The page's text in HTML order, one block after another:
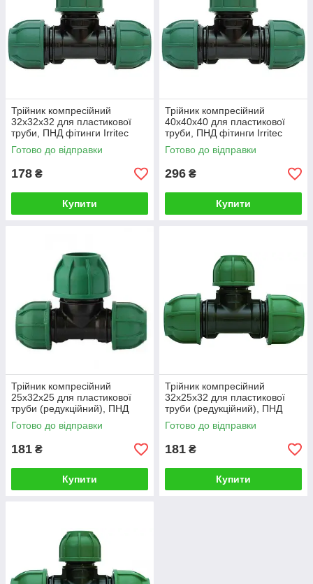
Трійник компресійний
32х32х32 для пластикової
труби, ПНД фітинги Irritec
(Італія)
Готово до відправки
178 ₴
Купити
Трійник компресійний
40х40х40 для пластикової
труби, ПНД фітинги Irritec
(Італія)
Готово до відправки
296 ₴
Купити
Трійник компресійний
25х32х25 для пластикової
труби (редукційний), ПНД
фітинги Irritec (Італія)
Готово до відправки
181 ₴
Купити
Трійник компресійний
32х25х32 для пластикової
труби (редукційний), ПНД
фітинги Irritec (Італія)
Готово до відправки
181 ₴
Купити